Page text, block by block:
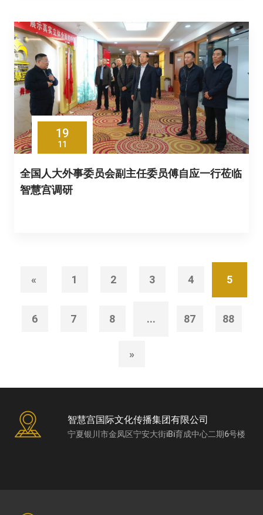
19
11
全国人大外事委员会副主任委员傅自应一行莅临
智慧宫调研
« 1 2 3 4 5
6 7 8 ... 87 88
»
智慧宫国际文化传播集团有限公司
宁夏银川市金凤区宁安大街iBi育成中心二期6号楼